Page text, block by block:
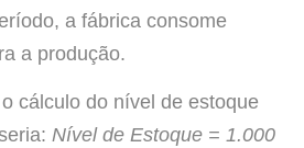
a fábrica consome
a produção.
cálculo do nível de estoque
Nível de Estoque = 1.000